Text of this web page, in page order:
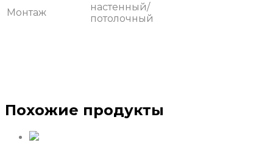
Монтаж
настенный/
потолочный
Похожие продукты